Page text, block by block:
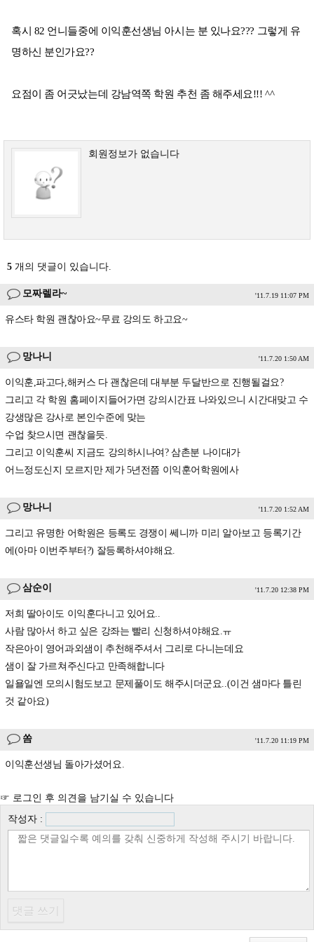
혹시 82 언니들중에 이익훈선생님 아시는 분 있나요??? 그렇게 유
명하신 분인가요??
요점이 좀 어긋났는데 강남역쪽 학원 추천 좀 해주세요!!! ^^
회원정보가 없습니다
5 개의 댓글이 있습니다.
모짜렐라~ '11.7.19 11:07 PM
유스타 학원 괜찮아요~무료 강의도 하고요~
망나니 '11.7.20 1:50 AM
이익훈,파고다,해커스 다 괜찮은데 대부분 두달반으로 진행될걸요?
그리고 각 학원 홈페이지들어가면 강의시간표 나와있으니 시간대맞고 수
강생많은 강사로 본인수준에 맞는
수업 찾으시면 괜찮을듯.
그리고 이익훈씨 지금도 강의하시나여? 삼촌분 나이대가
어느정도신지 모르지만 제가 5년전쯤 이익훈어학원에사
망나니 '11.7.20 1:52 AM
그리고 유명한 어학원은 등록도 경쟁이 쎄니까 미리 알아보고 등록기간
에(아마 이번주부터?) 잘등록하셔야해요.
삼순이 '11.7.20 12:38 PM
저희 딸아이도 이익훈다니고 있어요..
사람 많아서 하고 싶은 강좌는 빨리 신청하셔야해요.ㅠ
작은아이 영어과외샘이 추천해주셔서 그리로 다니는데요
샘이 잘 가르쳐주신다고 만족해합니다
일욜일엔 모의시험도보고 문제풀이도 해주시더군요..(이건 샘마다 틀린
것 같아요)
쏨 '11.7.20 11:19 PM
이익훈선생님 돌아가셨어요.
☞ 로그인 후 의견을 남기실 수 있습니다
작성자 :